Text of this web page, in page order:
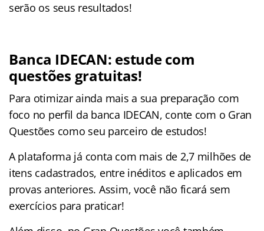
serão os seus resultados!
Banca IDECAN: estude com
questões gratuitas!
Para otimizar ainda mais a sua preparação com
foco no perfil da banca IDECAN, conte com o Gran
Questões como seu parceiro de estudos!
A plataforma já conta com mais de 2,7 milhões de
itens cadastrados, entre inéditos e aplicados em
provas anteriores. Assim, você não ficará sem
exercícios para praticar!